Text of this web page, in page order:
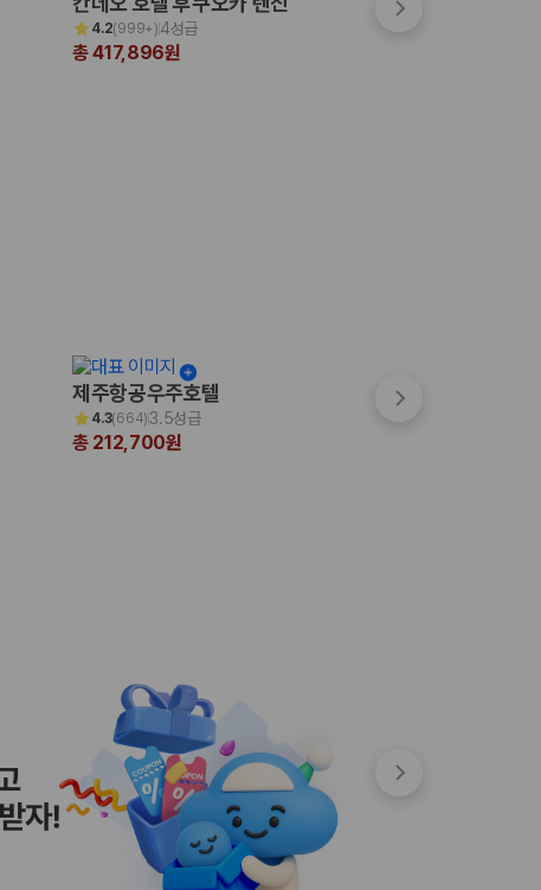
4.2(999+)4성급
총 417,896원
제주항공우주호텔
4.3(664) 3.5성급
총 212,700원
파크선샤인 제주